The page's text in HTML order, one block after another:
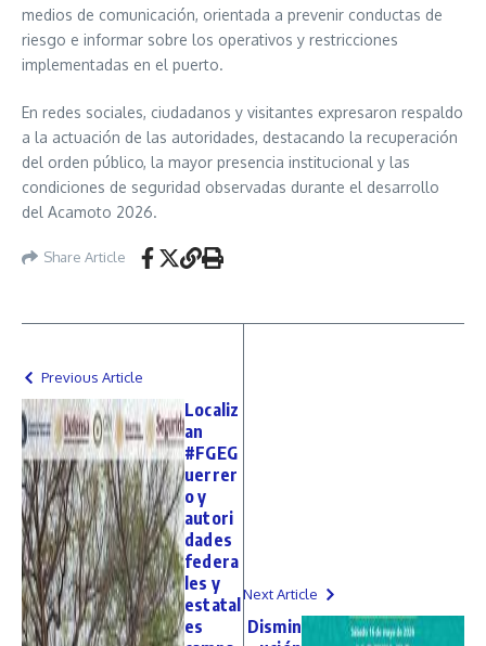
medios de comunicación, orientada a prevenir conductas de
riesgo e informar sobre los operativos y restricciones
implementadas en el puerto.
En redes sociales, ciudadanos y visitantes expresaron respaldo
a la actuación de las autoridades, destacando la recuperación
del orden público, la mayor presencia institucional y las
condiciones de seguridad observadas durante el desarrollo
del Acamoto 2026.
Share Article
Previous Article
Localiz
an
#FGEG
uerrer
o y
autori
dades
federa
les y
estatal
es
Next Article
Dismin